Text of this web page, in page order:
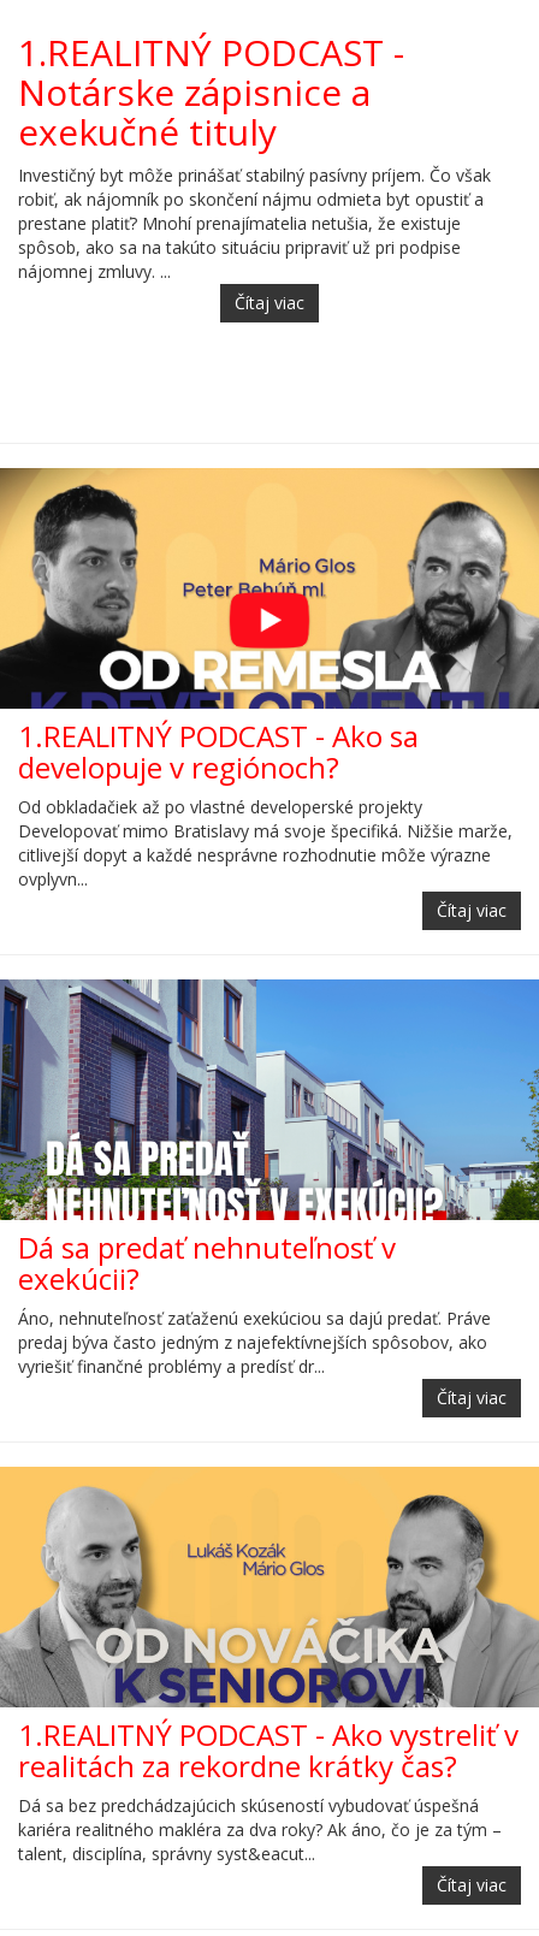
1.REALITNÝ PODCAST -
Notárske zápisnice a
exekučné tituly
Investičný byt môže prinášať stabilný pasívny príjem. Čo však
robiť, ak nájomník po skončení nájmu odmieta byt opustiť a
prestane platiť? Mnohí prenajímatelia netušia, že existuje
spôsob, ako sa na takúto situáciu pripraviť už pri podpise
nájomnej zmluvy. ...
Čítaj viac
1.REALITNÝ PODCAST - Ako sa
developuje v regiónoch?
Od obkladačiek až po vlastné developerské projekty
Developovať mimo Bratislavy má svoje špecifiká. Nižšie marže,
citlivejší dopyt a každé nesprávne rozhodnutie môže výrazne
ovplyvn...
Čítaj viac
Dá sa predať nehnuteľnosť v
exekúcii?
Áno, nehnuteľnosť zaťaženú exekúciou sa dajú predať. Práve
predaj býva často jedným z najefektívnejších spôsobov, ako
vyriešiť finančné problémy a predísť dr...
Čítaj viac
1.REALITNÝ PODCAST - Ako vystreliť v
realitách za rekordne krátky čas?
Dá sa bez predchádzajúcich skúseností vybudovať úspešná
kariéra realitného makléra za dva roky? Ak áno, čo je za tým –
talent, disciplína, správny syst&eacut...
Čítaj viac